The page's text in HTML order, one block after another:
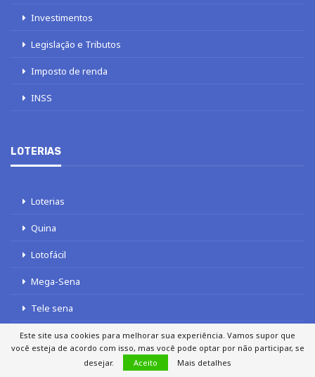
Investimentos
Legislação e Tributos
Imposto de renda
INSS
LOTERIAS
Loterias
Quina
Lotofácil
Mega-Sena
Tele sena
Este site usa cookies para melhorar sua experiência. Vamos supor que
você esteja de acordo com isso, mas você pode optar por não participar, se
desejar.
Aceito Mais detalhes